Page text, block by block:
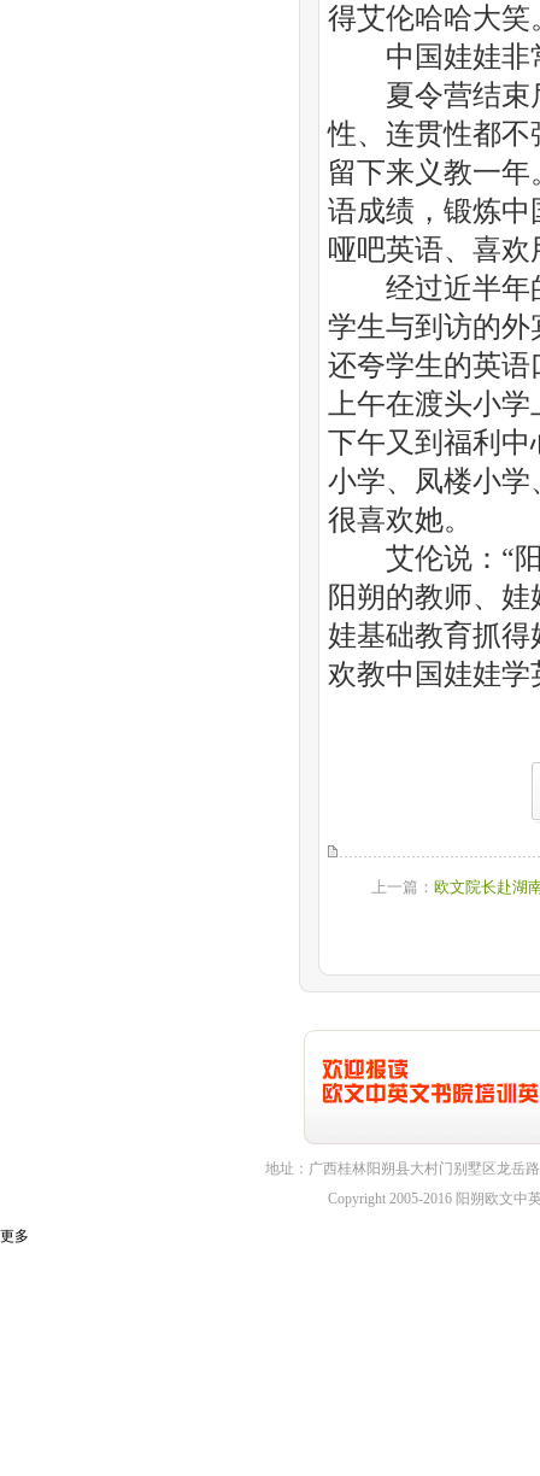
得艾伦哈哈大笑
中国娃娃非
夏令营结束后
性、连贯性都
留下来义教一
语成绩，锻炼
哑吧英语、喜
经过近半年的
学生与到访的
还夸学生的英
上午在渡头小
下午又到福利
小学、凤楼小
很喜欢她。
艾伦说：“阳
阳朔的教师、
娃基础教育抓
欢教中国娃娃学
上一篇：欧文院长赴湖
地址：广西桂林阳朔县大村门别墅区龙岳
Copyright 2005-2016 阳朔欧文
更多